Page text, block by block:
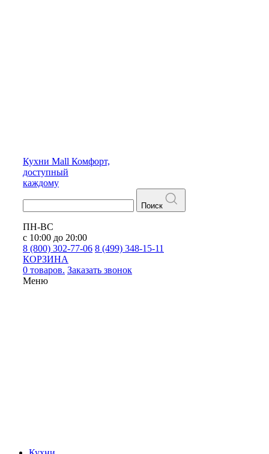
Кухни Mall Комфорт,
доступный
каждому
Поиск
ПН-ВС
с 10:00 до 20:00
8 (800) 302-77-06 8 (499) 348-15-11
КОРЗИНА
0 товаров. Заказать звонок
Меню